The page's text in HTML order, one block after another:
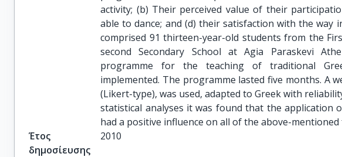
activity; (b) Their perceived value of their
able to dance; and (d) their satisfaction with the way
comprised 91 thirteen-year-old students from the
second Secondary School at Agia Paraskevi
programme for the teaching of traditional
implemented. The programme lasted five months. A
(Likert-type), was used, adapted to Greek with
statistical analyses it was found that the application
had a positive influence on all of the above-
Έτος
δημοσίευσης
2010